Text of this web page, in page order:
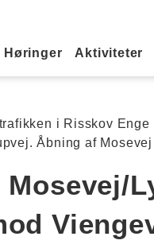
Primær
Høringer Aktiviteter
i Risskov
Åbning af
Mosevej/